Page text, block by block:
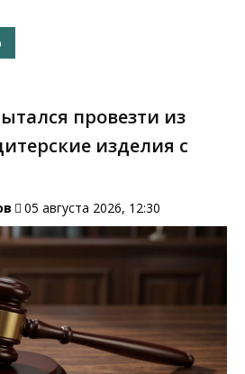
провезти из
изделия с
05 августа 2026, 12:30